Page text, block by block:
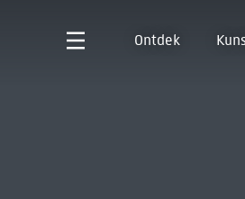
Ontdek